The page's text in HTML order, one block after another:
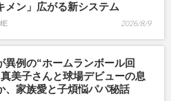
メン」広がる新システム
2026/8/9
異例の“ホームランボール回
美子さんと球場デビューの息
、家族愛と子煩悩パパ秘話